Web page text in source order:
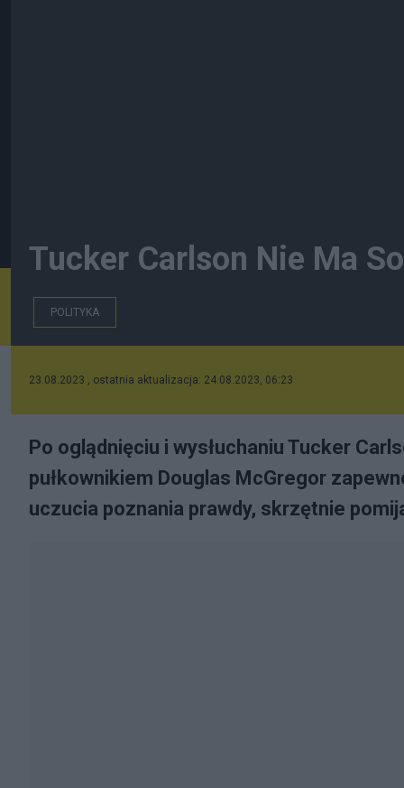
Tucker Carlson Nie Ma
POLITYKA
23.08.2023 , ostatnia aktualizacja: 24.08.2023, 06:23
Po oglądnięciu i wysłuchaniu Tucker
pułkownikiem Douglas McGregor
uczucia poznania prawdy, skrzętnie